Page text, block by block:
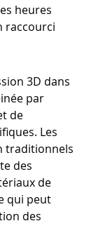
heures
raccourci
3D dans
par
de
Les
traditionnels
des
de
qui peut
des